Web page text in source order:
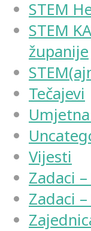
STEM
STEM
županije
Tečajevi
Vijesti
Zadaci
Zadaci –